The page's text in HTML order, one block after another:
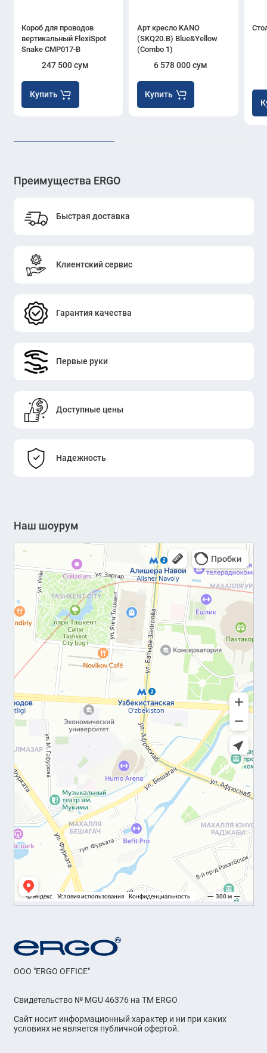
Короб для проводов
вертикальный FlexiSpot
Snake CMP017-B
247 500 сум
Купить
Арт кресло KANO
(SKQ20.B) Blue&Yellow
(Combo 1)
6 578 000 сум
Купить
Преимущества ERGO
Быстрая доставка
Клиентский сервис
Гарантия качества
Первые руки
Доступные цены
Надежность
Наш шоурум
OOO "ERGO OFFICE"
Свидетельство № MGU 46376 на ТМ ERGO
Сайт носит информационный характер и ни при каких
условиях не является публичной офертой.